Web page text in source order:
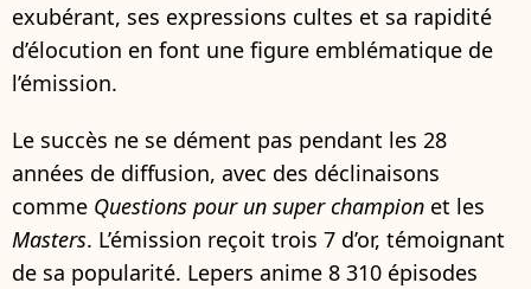
exubérant, ses expressions cultes et sa rapidité
d’élocution en font une figure emblématique de
l’émission.
Le succès ne se dément pas pendant les 28
années de diffusion, avec des déclinaisons
comme Questions pour un super champion et les
Masters. L’émission reçoit trois 7 d’or, témoignant
de sa popularité. Lepers anime 8 310 épisodes